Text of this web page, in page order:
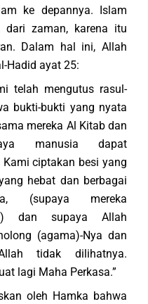
ke depannya. Islam
zaman, karena itu
Dalam hal ini, Allah
Hadid ayat 25:
telah mengutus rasul-
bukti-bukti yang nyata
mereka Al Kitab dan
manusia dapat
ciptakan besi yang
hebat dan berbagai
(supaya mereka
dan supaya Allah
(agama)-Nya dan
tidak dilihatnya.
lagi Maha Perkasa.”
oleh Hamka bahwa